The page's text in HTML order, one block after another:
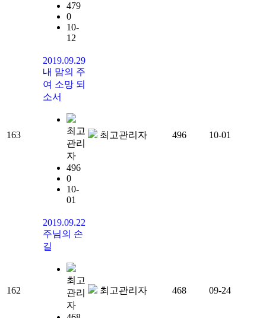
479
0
10-
12
163
2019.09.29
내 맘의 주
여 소망 되
소서
최고
관리
자
496
0
10-
01
최고관리자 496 10-01
162
2019.09.22
주님의 손
길
최고
관리
자
최고관리자 468 09-24